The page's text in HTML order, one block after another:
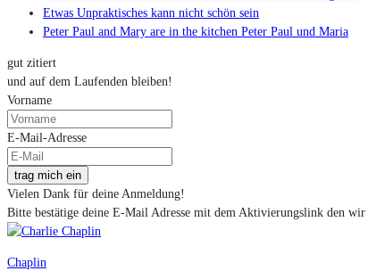
Etwas Unpraktisches kann nicht schön sein
Peter Paul and Mary are in the kitchen Peter Paul und Maria
gut zitiert
und auf dem Laufenden bleiben!
Vorname
E-Mail-Adresse
trag mich ein
Vielen Dank für deine Anmeldung!
Bitte bestätige deine E-Mail Adresse mit dem Aktivierungslink den wir
Chaplin